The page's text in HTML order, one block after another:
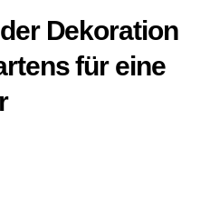
Dekoration
für eine